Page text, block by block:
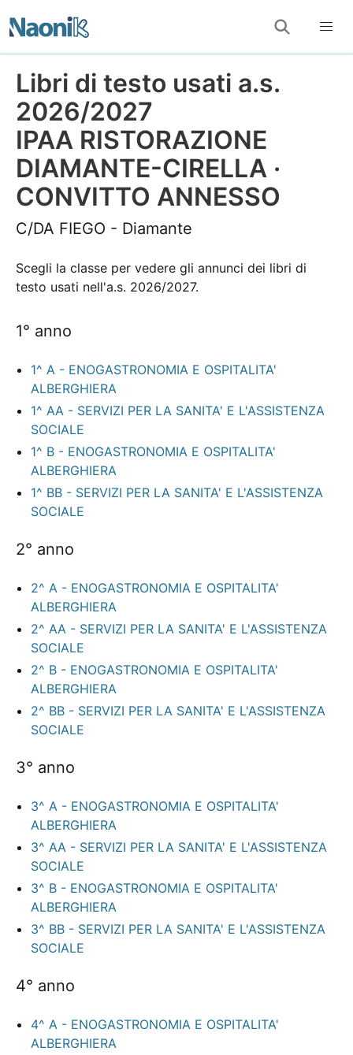
Libri di testo usati a.s.
2026/2027
IPAA RISTORAZIONE
DIAMANTE-CIRELLA ·
CONVITTO ANNESSO
C/DA FIEGO - Diamante
Scegli la classe per vedere gli annunci dei libri di
testo usati nell'a.s. 2026/2027.
1° anno
1^ A - ENOGASTRONOMIA E OSPITALITA'
ALBERGHIERA
1^ AA - SERVIZI PER LA SANITA' E L'ASSISTENZA
SOCIALE
1^ B - ENOGASTRONOMIA E OSPITALITA'
ALBERGHIERA
1^ BB - SERVIZI PER LA SANITA' E L'ASSISTENZA
SOCIALE
2° anno
2^ A - ENOGASTRONOMIA E OSPITALITA'
ALBERGHIERA
2^ AA - SERVIZI PER LA SANITA' E L'ASSISTENZA
SOCIALE
2^ B - ENOGASTRONOMIA E OSPITALITA'
ALBERGHIERA
2^ BB - SERVIZI PER LA SANITA' E L'ASSISTENZA
SOCIALE
3° anno
3^ A - ENOGASTRONOMIA E OSPITALITA'
ALBERGHIERA
3^ AA - SERVIZI PER LA SANITA' E L'ASSISTENZA
SOCIALE
3^ B - ENOGASTRONOMIA E OSPITALITA'
ALBERGHIERA
3^ BB - SERVIZI PER LA SANITA' E L'ASSISTENZA
SOCIALE
4° anno
4^ A - ENOGASTRONOMIA E OSPITALITA'
ALBERGHIERA